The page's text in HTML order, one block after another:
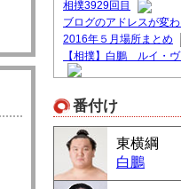
相撲3929回目
ブログのアドレスが変
2016年５月場所まとめ
【相撲】白鵬 ルイ・
Powered by
番付け
東横綱
白鵬